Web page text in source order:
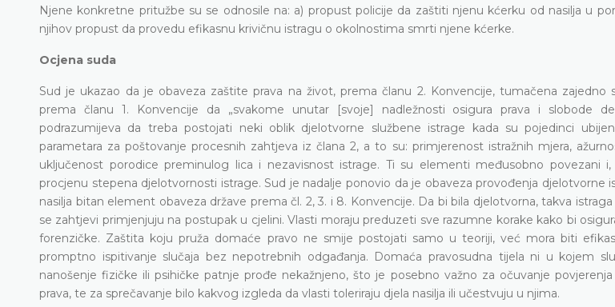
Njene konkretne pritužbe su se odnosile na: a) propust policije da zaštiti njenu kćerku od nasilja u
njihov propust da provedu efikasnu krivičnu istragu o okolnostima smrti njene kćerke.
Ocjena suda
Sud je ukazao da je obaveza zaštite prava na život, prema članu 2. Konvencije, tumačena zajedno
prema članu 1. Konvencije da „svakome unutar [svoje] nadležnosti osigura prava i slobode
podrazumijeva da treba postojati neki oblik djelotvorne službene istrage kada su pojedinci
parametara za poštovanje procesnih zahtjeva iz člana 2, a to su: primjerenost istražnih mjera,
uključenost porodice preminulog lica i nezavisnost istrage. Ti su elementi međusobno povezani
procjenu stepena djelotvornosti istrage. Sud je nadalje ponovio da je obaveza provođenja djelotvorne
nasilja bitan element obaveza države prema čl. 2, 3. i 8. Konvencije. Da bi bila djelotvorna, takva
se zahtjevi primjenjuju na postupak u cjelini. Vlasti moraju preduzeti sve razumne korake kako bi
forenzičke. Zaštita koju pruža domaće pravo ne smije postojati samo u teoriji, već mora biti
promptno ispitivanje slučaja bez nepotrebnih odgađanja. Domaća pravosudna tijela ni u kojem
nanošenje fizičke ili psihičke patnje prođe nekažnjeno, što je posebno važno za očuvanje
prava, te za sprečavanje bilo kakvog izgleda da vlasti toleriraju djela nasilja ili učestvuju u njima.